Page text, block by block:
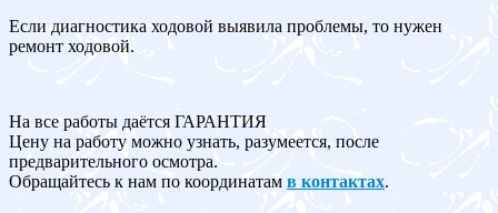
Если диагностика ходовой выявила проблемы, то нужен
ремонт ходовой.
На все работы даётся ГАРАНТИЯ
Цену на работу можно узнать, разумеется, после
предварительного осмотра.
Обращайтесь к нам по координатам в контактах.